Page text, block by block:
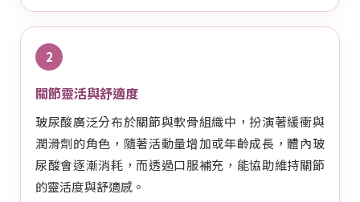
2
關節靈活與舒適度
玻尿酸廣泛分布於關節與軟骨組織中，扮演著緩衝與
潤滑劑的角色，隨著活動量增加或年齡成長，體內玻
尿酸會逐漸消耗，而透過口服補充，能協助維持關節
的靈活度與舒適感。